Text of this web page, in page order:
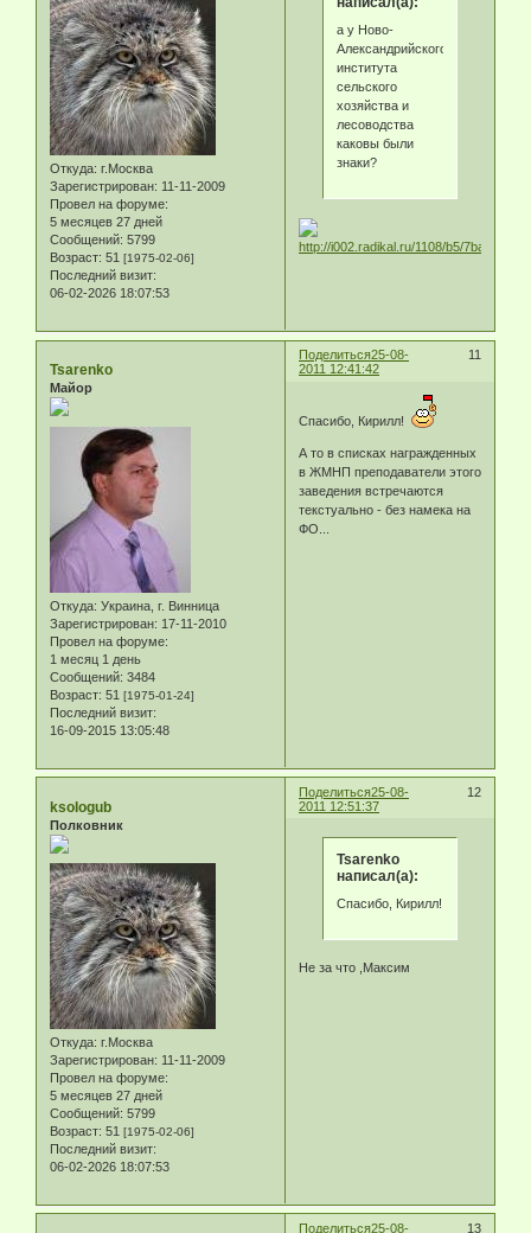
Откуда: г.Москва
Зарегистрирован: 11-11-2009
Провел на форуме:
5 месяцев 27 дней
Сообщений: 5799
Возраст: 51 [1975-02-06]
Последний визит:
06-02-2026 18:07:53
а у Ново-
Александрийского
института
сельского
хозяйства и
лесоводства
каковы были
знаки?
Поделиться 11
25-08-
2011 12:41:42
Tsarenko
Майор
Откуда: Украина, г. Винница
Зарегистрирован: 17-11-2010
Провел на форуме:
1 месяц 1 день
Сообщений: 3484
Возраст: 51 [1975-01-24]
Последний визит:
16-09-2015 13:05:48
Спасибо, Кирилл!
А то в списках награжденных
в ЖМНП преподаватели этого
заведения встречаются
текстуально - без намека на
ФО...
Поделиться 12
25-08-
2011 12:51:37
ksologub
Полковник
Откуда: г.Москва
Зарегистрирован: 11-11-2009
Провел на форуме:
5 месяцев 27 дней
Сообщений: 5799
Возраст: 51 [1975-02-06]
Последний визит:
06-02-2026 18:07:53
Tsarenko
написал(а):
Спасибо, Кирилл!
Не за что ,Максим
Поделиться 13
25-08-